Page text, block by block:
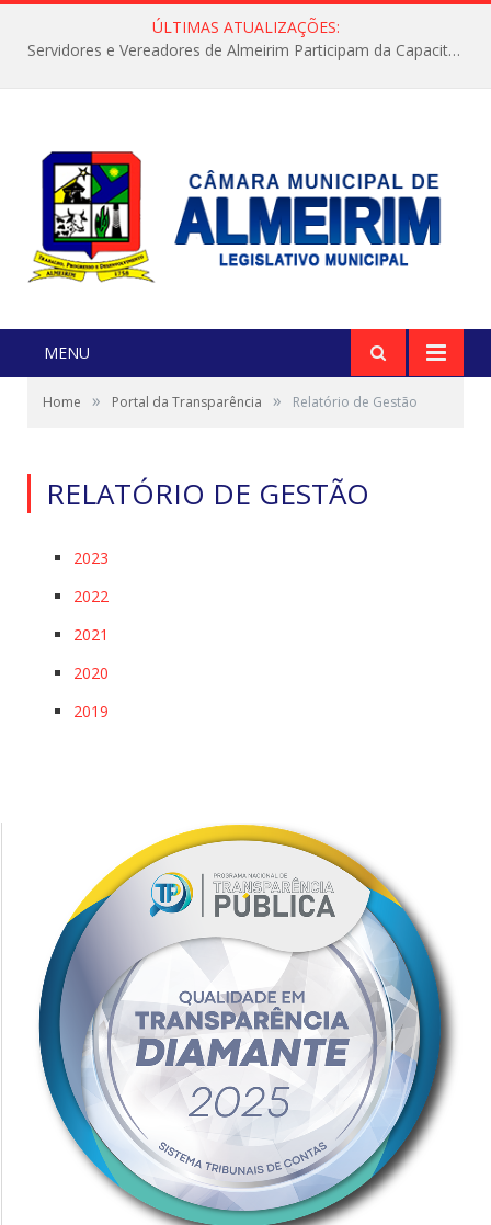
ÚLTIMAS ATUALIZAÇÕES:
Servidores e Vereadores de Almeirim Participam da Capacitação “Orientar é a Nossa Missão”
MENU
Home » Portal da Transparência » Relatório de Gestão
RELATÓRIO DE GESTÃO
2023
2022
2021
2020
2019